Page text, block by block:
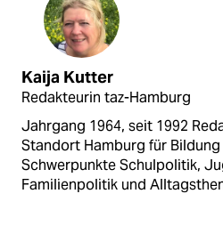
Kaija Kutter
Redakteurin taz-Hamburg
Jahrgang 1964, seit 1992
Standort Hamburg für Bildung
Schwerpunkte Schulpolitik,
Familienpolitik und